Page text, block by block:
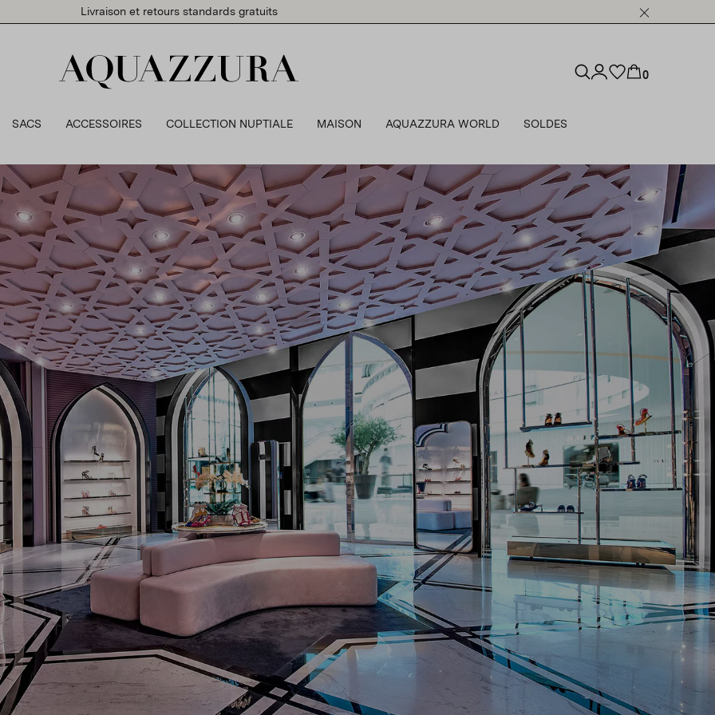
Livraison et retours standards gratuits
0
SACS ACCESSOIRES COLLECTION NUPTIALE MAISON AQUAZZURA WORLD SOLDES